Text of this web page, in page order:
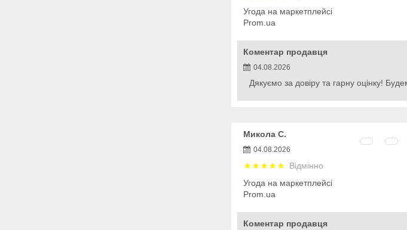
Угода на маркетплейсі
Prom.ua
Коментар продавця
04.08.2026
Дякуємо за довіру та гарну оцінку!
Микола С.
04.08.2026
Відмінно
Угода на маркетплейсі
Prom.ua
Коментар продавця